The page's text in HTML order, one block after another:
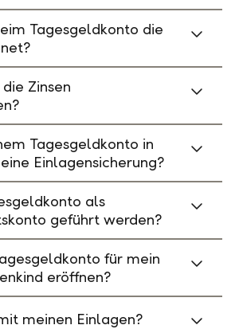
Tagesgeldkonto die
Zinsen
Tagesgeldkonto in
Einlagensicherung?
als
geführt werden?
für mein
eröffnen?
meinen Einlagen?